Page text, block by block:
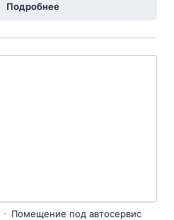
Подробнее
Помещение под автосервис